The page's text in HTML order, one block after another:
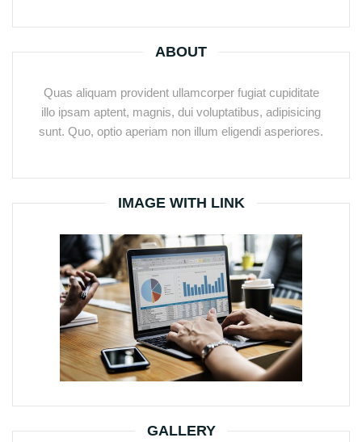
ABOUT
Quas aliquam provident ullamcorper fugiat cupiditate
illo ipsam aptent, magnis, dui voluptatibus, adipisicing
sunt. Quo, optio aperiam non illum eligendi asperiores.
IMAGE WITH LINK
GALLERY